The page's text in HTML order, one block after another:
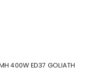
400W ED37 GOLIATH